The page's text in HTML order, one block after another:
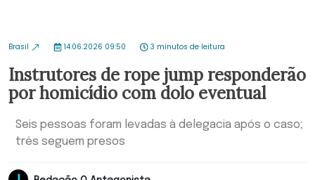
Brasil 14.06.2026 09:50 3 minutos de leitura
Instrutores de rope jump responderão
por homicídio com dolo eventual
Seis pessoas foram levadas à delegacia após o caso;
três seguem presos